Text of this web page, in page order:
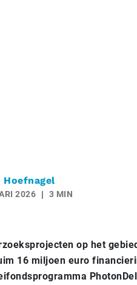
Hoefnagel
2026 3 MIN
op het
16 miljoen euro